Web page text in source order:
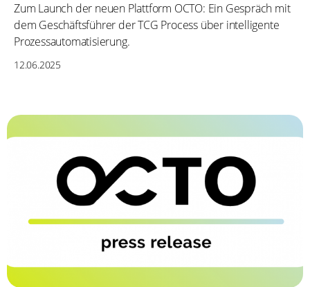
Zum Launch der neuen Plattform OCTO: Ein Gespräch mit
dem Geschäftsführer der TCG Process über intelligente
Prozessautomatisierung.
12.06.2025